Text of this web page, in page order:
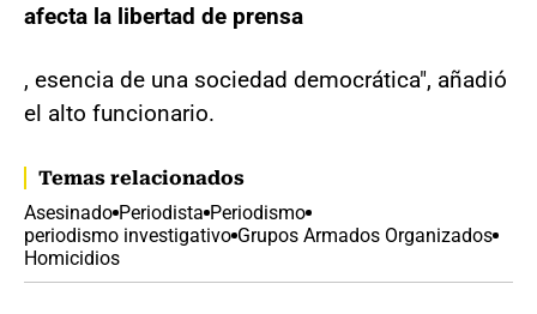
afecta la libertad de prensa
, esencia de una sociedad democrática", añadió
el alto funcionario.
Temas relacionados
Asesinado Periodista Periodismo
periodismo investigativo Grupos Armados Organizados
Homicidios